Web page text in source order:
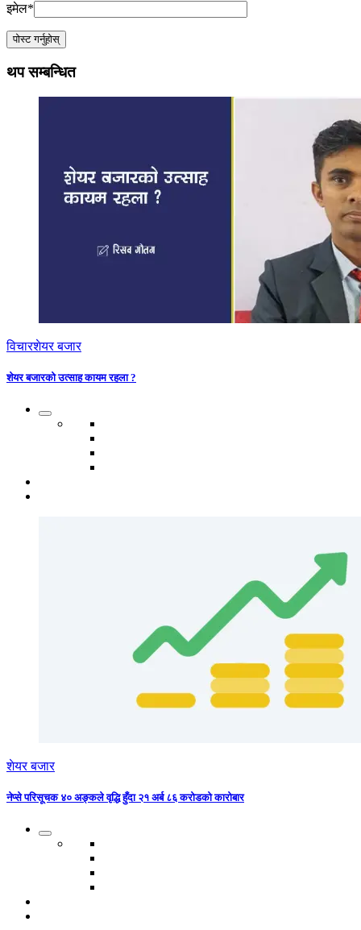
इमेल*
थप सम्बन्धित
विचारशेयर बजार
शेयर बजारको उत्साह कायम रहला ?
शेयर बजार
नेप्से परिसूचक ४० अङ्कले वृद्धि हुँदा २१ अर्ब ८६ करोडको कारोबार